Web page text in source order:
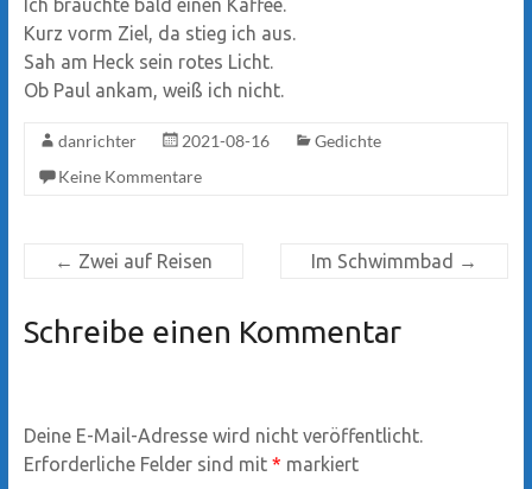
Ich brauchte bald einen Kaffee.
Kurz vorm Ziel, da stieg ich aus.
Sah am Heck sein rotes Licht.
Ob Paul ankam, weiß ich nicht.
danrichter 2021-08-16
Gedichte
Keine Kommentare
← Zwei auf Reisen Im Schwimmbad →
Schreibe einen Kommentar
Deine E-Mail-Adresse wird nicht veröffentlicht.
Erforderliche Felder sind mit * markiert